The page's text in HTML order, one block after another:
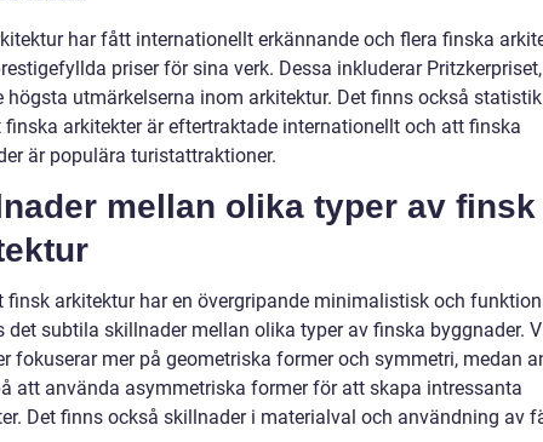
har fått internationellt erkännande och flera finska
priser för sina verk. Dessa inkluderar
högsta utmärkelserna inom arkitektur. Det finns också
finska arkitekter är eftertraktade internationellt och att finska
är populära turistattraktioner.
mellan olika typer av finsk
finsk arkitektur har en övergripande minimalistisk och
det subtila skillnader mellan olika typer av finska byggnader.
fokuserar mer på geometriska former och symmetri, medan
att använda asymmetriska former för att skapa intressanta
Det finns också skillnader i materialval och användning av